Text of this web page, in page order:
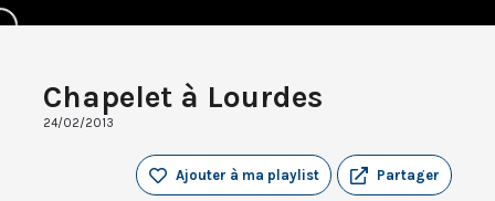
Chapelet à Lourdes
24/02/2013
Partager
Ajouter à ma playlist